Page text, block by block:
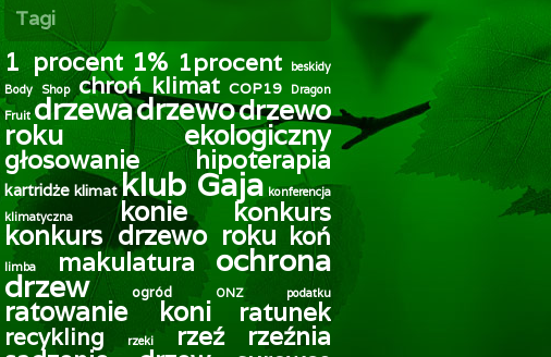
Tagi
1 procent 1% 1procent
beskidy
Body Shop
chroń klimat COP19
Dragon
Fruit drzewadrzewodrzewo
roku ekologiczny
głosowanie hipoterapia
kartridże klimat klub Gaja konferencja
klimatyczna
konie konkurs
konkurs drzewo roku koń
limba makulatura ochrona
drzew ogród ONZ podatku
ratowanie koni ratunek
recykling rzeki rzeź rzeźnia